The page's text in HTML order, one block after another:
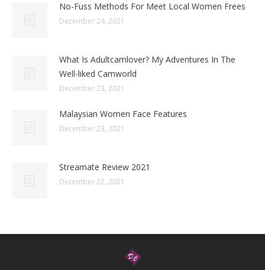
No-Fuss Methods For Meet Local Women Frees
December 24, 2021
What Is Adultcamlover? My Adventures In The
Well-liked Camworld
December 23, 2021
Malaysian Women Face Features
December 23, 2021
Streamate Review 2021
December 22, 2021